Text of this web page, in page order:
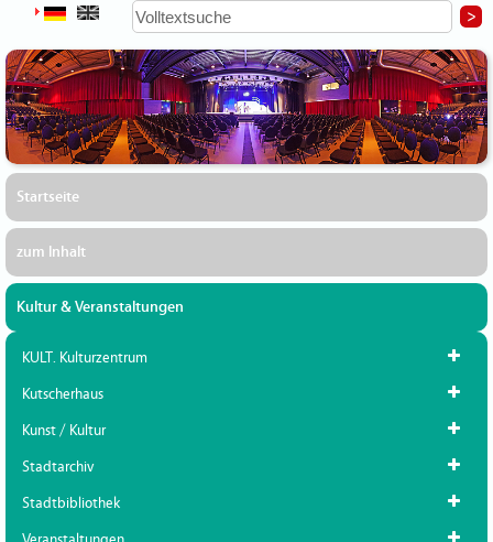
Startseite
zum Inhalt
Kultur & Veranstaltungen
KULT. Kulturzentrum
Kutscherhaus
Kunst / Kultur
Stadtarchiv
Stadtbibliothek